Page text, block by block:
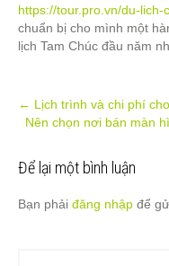
https://tour.pro.vn/du-
chuẩn bị cho mình một
lịch Tam Chúc đầu năm
Post
navigation
← Lịch trình và chi phí
Nên chọn nơi bán màn
Để lại một bình luận
Bạn phải đăng nhập để